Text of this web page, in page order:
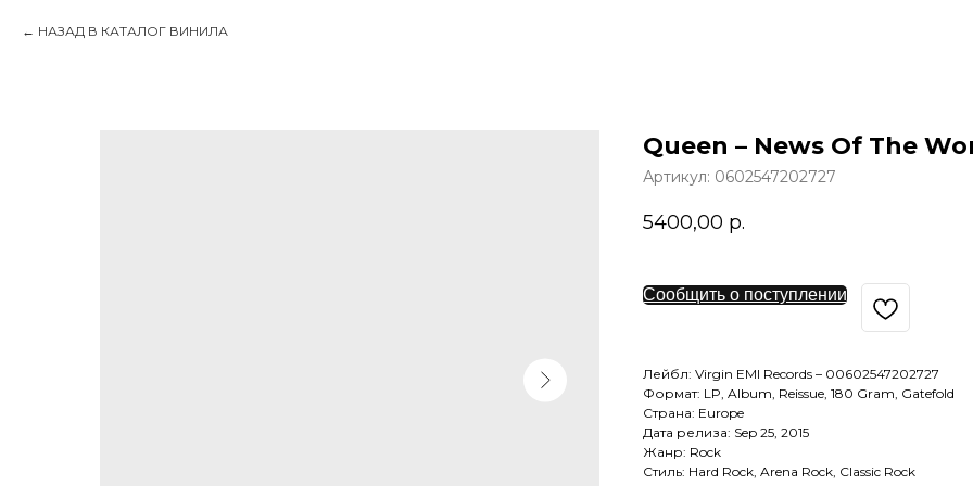
НАЗАД В КАТАЛОГ ВИНИЛА
Queen – News Of The
Артикул: 0602547202727
5400,00 р.
Сообщить о поступлении
Лейбл: Virgin EMI Records – 00602547202727
Формат: LP, Album, Reissue, 180 Gram, Gatefold
Страна: Europe
Дата релиза: Sep 25, 2015
Жанр: Rock
Стиль: Hard Rock, Arena Rock, Classic Rock